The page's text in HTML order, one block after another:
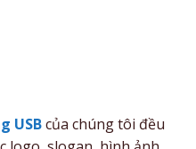
USBcủa chúng tôi đều